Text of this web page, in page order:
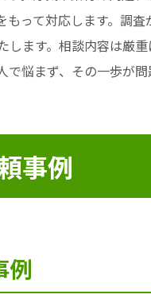
って対応します。調
ます。相談内容は厳
悩まず、その一歩が
事例
例